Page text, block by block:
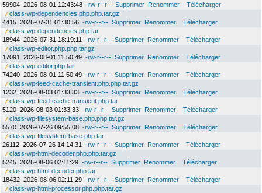
59904 2026-08-01 12:43:48 -rw-r--r-- Supprimer Renommer
Télécharger
class-wp-dependencies.php.php.tar.gz
4415 2026-07-31 01:30:56 -rw-r--r-- Supprimer Renommer
Télécharger
class-wp-dependencies.php.tar
18944 2026-07-31 18:19:11 -rw-r--r-- Supprimer Renommer
Télécharger
class-wp-editor.php.php.tar.gz
17091
2026-08-01 11:50:49 -rw-r--r-- Supprimer Renommer
Télécharger
class-wp-editor.php.tar
74240 2026-08-01 11:50:49 -rw-r--r-- Supprimer Renommer
Télécharger
class-wp-feed-cache-transient.php.php.tar.gz
1232 2026-08-03 01:33:33 -rw-r--r-- Supprimer Renommer
Télécharger
class-wp-feed-cache-transient.php.tar
5120 2026-08-03 01:33:33 -rw-r--r-- Supprimer Renommer
Télécharger
class-wp-filesystem-base.php.php.tar.gz
5570 2026-07-26 09:55:08 -rw-r--r-- Supprimer Renommer
Télécharger
class-wp-filesystem-base.php.tar
26112 2026-07-26 14:14:31 -rw-r--r-- Supprimer Renommer
Télécharger
class-wp-html-decoder.php.php.tar.gz
5245 2026-08-06 02:11:29 -rw-r--r-- Supprimer Renommer
Télécharger
class-wp-html-decoder.php.tar
18432 2026-08-06 02:11:29 -rw-r--r-- Supprimer Renommer
Télécharger
class-wp-html-processor.php.php.tar.gz